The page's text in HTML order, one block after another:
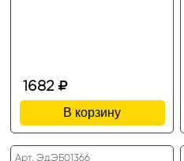
1682
В корзину
Арт. ЭдЭБ01366